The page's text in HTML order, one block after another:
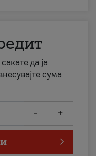
да ја
сума
- +